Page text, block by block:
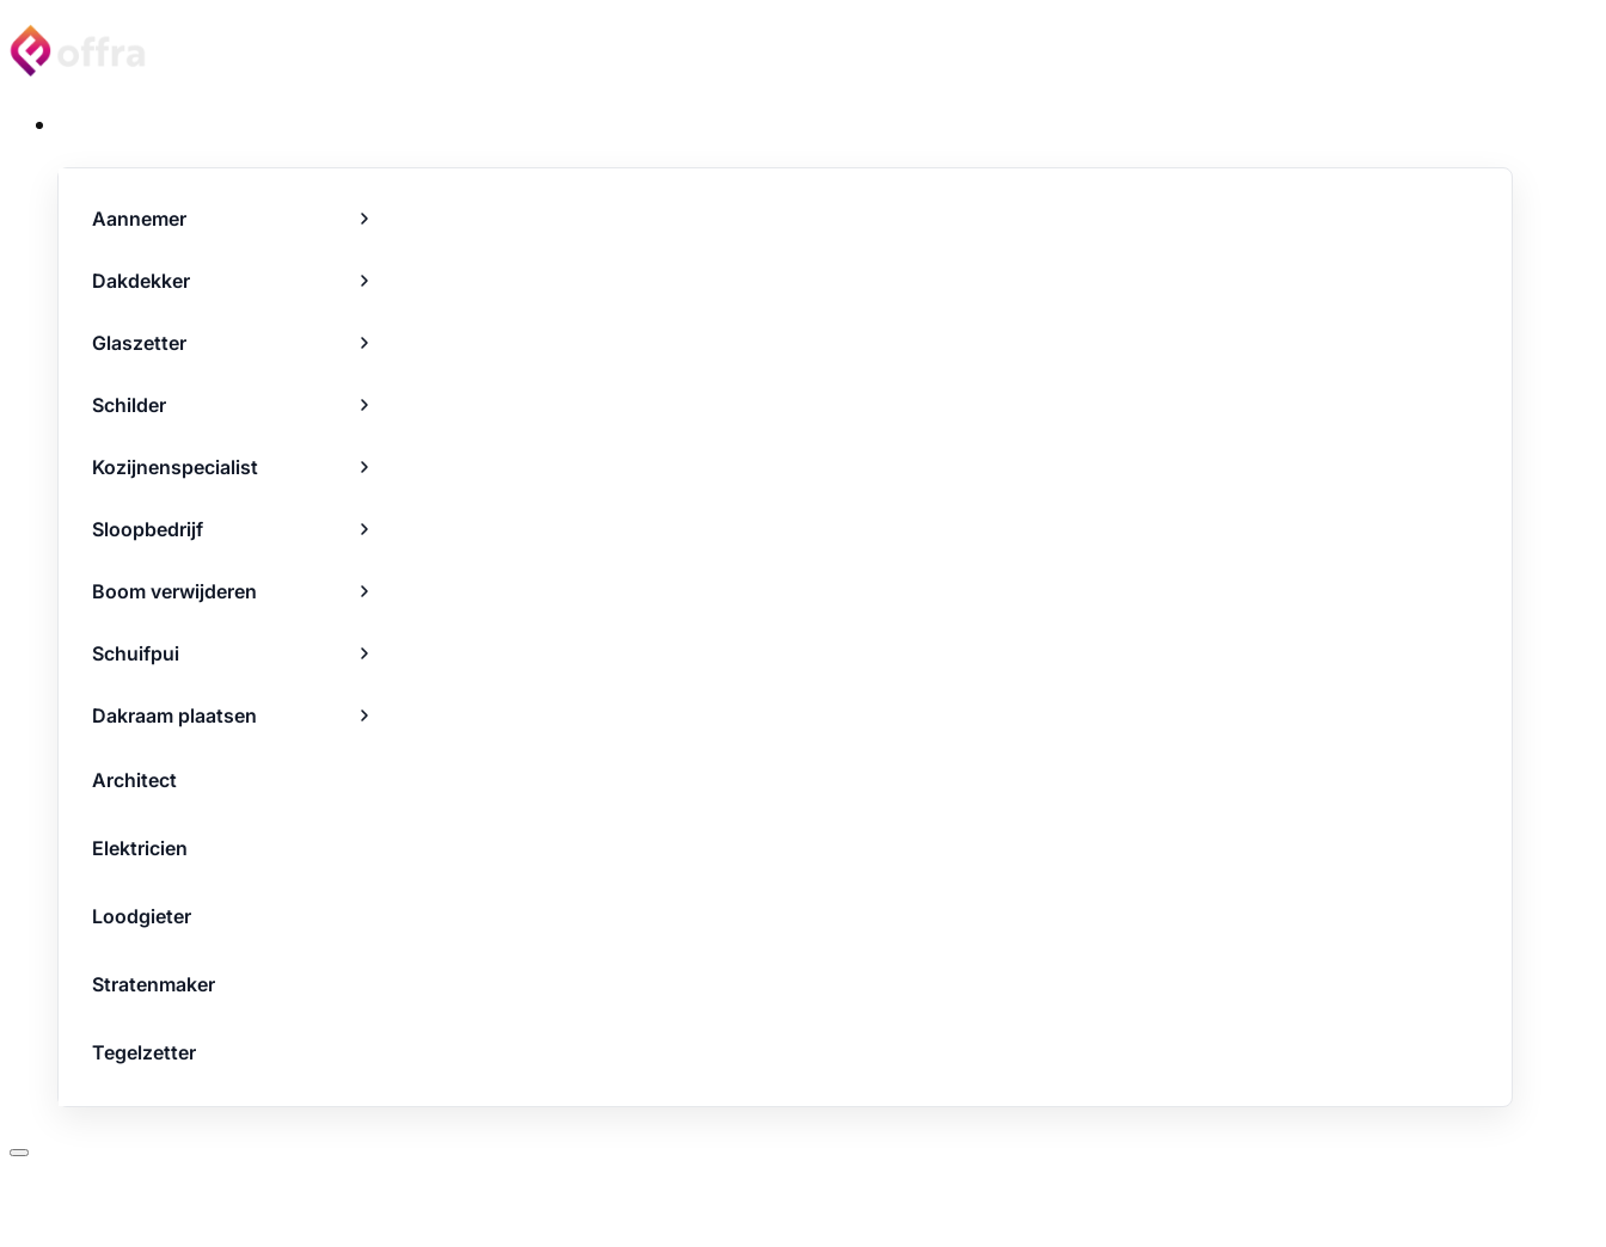
Aannemer
Dakdekker
Glaszetter
Schilder
Kozijnenspecialist
Sloopbedrijf
Boom verwijderen
Schuifpui
Dakraam plaatsen
Architect
Elektricien
Loodgieter
Stratenmaker
Tegelzetter